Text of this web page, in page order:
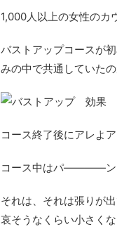
1,000人以上の女性のカ
バストアップコースが
みの中で共通していた
コース終了後にアレよ
コース中はパ――――ン
それは、それは張りが
哀そうなくらい小さく